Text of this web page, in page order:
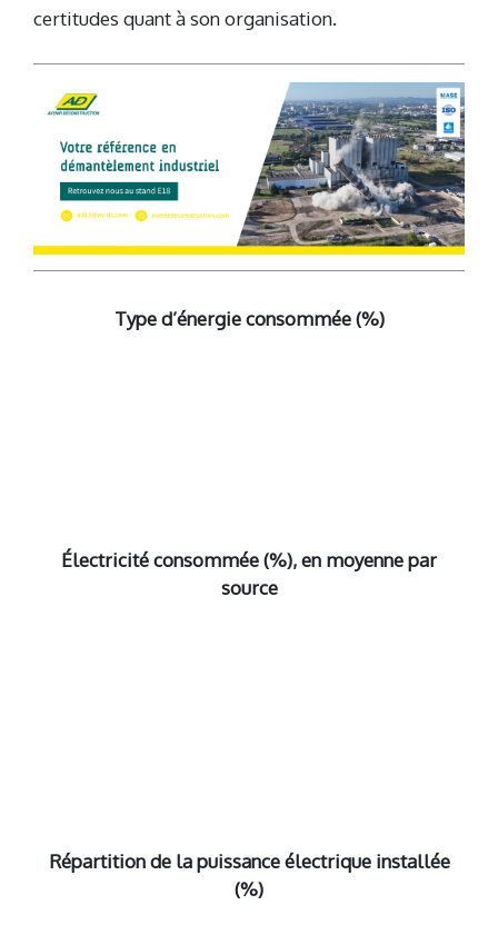
certitudes quant à son organisation.
Type d’énergie consommée (%)
Électricité consommée (%), en moyenne par
source
Répartition de la puissance électrique installée
(%)